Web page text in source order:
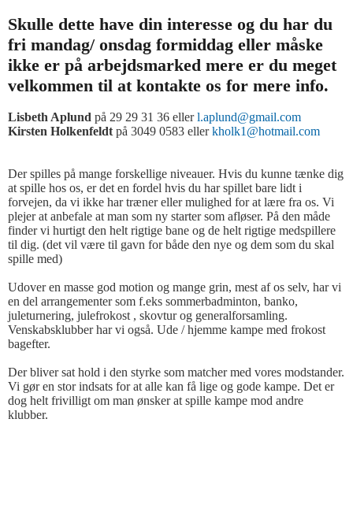
Skulle dette have din interesse og du har du
fri mandag/ onsdag formiddag eller måske
ikke er på arbejdsmarked mere er du meget
velkommen til at kontakte os for mere info.
Lisbeth Aplund på 29 29 31 36 ellerl.aplund@gmail.com
Kirsten Holkenfeldt på 3049 0583 ellerkholk1@hotmail.com
Der spilles på mange forskellige niveauer. Hvis du kunne tænke dig
at spille hos os, er det en fordel hvis du har spillet bare lidt i
forvejen, da vi ikke har træner eller mulighed for at lære fra os. Vi
plejer at anbefale at man som ny starter som afløser. På den måde
finder vi hurtigt den helt rigtige bane og de helt rigtige medspillere
til dig. (det vil være til gavn for både den nye og dem som du skal
spille med)
Udover en masse god motion og mange grin, mest af os selv, har vi
en del arrangementer som f.eks sommerbadminton, banko,
juleturnering, julefrokost , skovtur og generalforsamling.
Venskabsklubber har vi også. Ude / hjemme kampe med frokost
bagefter.
Der bliver sat hold i den styrke som matcher med vores modstander.
Vi gør en stor indsats for at alle kan få lige og gode kampe. Det er
dog helt frivilligt om man ønsker at spille kampe mod andre
klubber.